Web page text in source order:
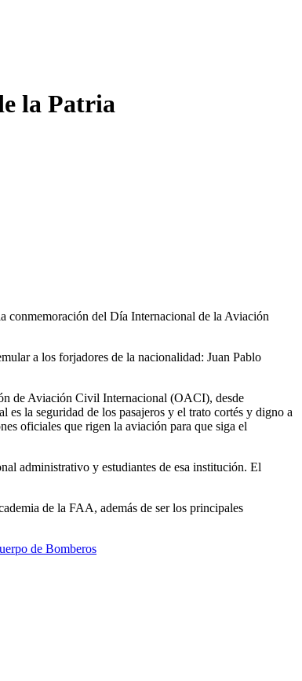
la Patria
conmemoración del Día Internacional de la Aviación
a los forjadores de la nacionalidad: Juan Pablo
de Aviación Civil Internacional (OACI), desde
la seguridad de los pasajeros y el trato cortés y digno a
oficiales que rigen la aviación para que siga el
administrativo y estudiantes de esa institución. El
de la FAA, además de ser los principales
de Bomberos